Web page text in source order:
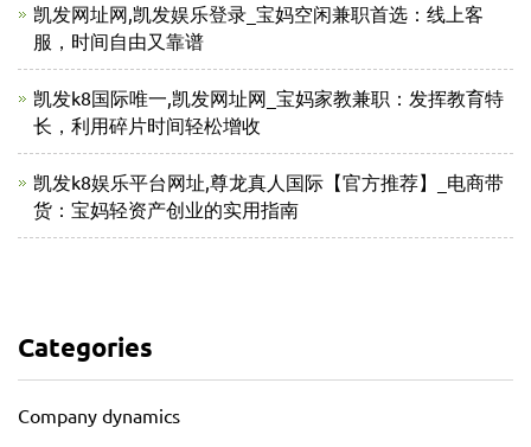
凯发网址网,凯发娱乐登录_宝妈空闲兼职首选：线上客
服，时间自由又靠谱
凯发k8国际唯一,凯发网址网_宝妈家教兼职：发挥教育特
长，利用碎片时间轻松增收
凯发k8娱乐平台网址,尊龙真人国际【官方推荐】_电商带
货：宝妈轻资产创业的实用指南
Categories
Company dynamics